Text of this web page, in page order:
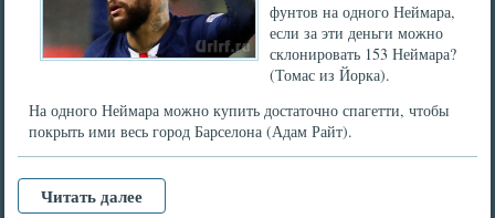
фунтов на одного Неймара,
если за эти деньги можно
склонировать 153 Неймара?
(Томас из Йорка).
На одного Неймара можно купить достаточно спагетти, чтобы
покрыть ими весь город Барселона (Адам Райт).
Читать далее